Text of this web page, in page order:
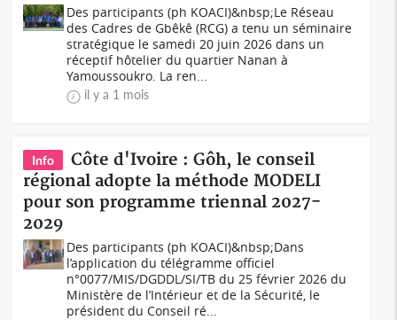
Des participants (ph KOACI)&nbsp;Le Réseau
des Cadres de Gbêkê (RCG) a tenu un séminaire
stratégique le samedi 20 juin 2026 dans un
réceptif hôtelier du quartier Nanan à
Yamoussoukro. La ren...
il y a 1 mois
Info
Côte d'Ivoire : Gôh, le conseil
régional adopte la méthode MODELI
pour son programme triennal 2027-
2029
Des participants (ph KOACI)&nbsp;Dans
l’application du télégramme officiel
n°0077/MIS/DGDDL/SI/TB du 25 février 2026 du
Ministère de l’Intérieur et de la Sécurité, le
président du Conseil ré...